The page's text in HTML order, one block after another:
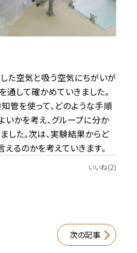
た空気と吸う空気にちがいが
通して確かめていきました。
管を使って、どのような手順
いかを考え、グループに分か
した。次は、実験結果からど
えるのかを考えていきます。
いいね(2)
次の記事